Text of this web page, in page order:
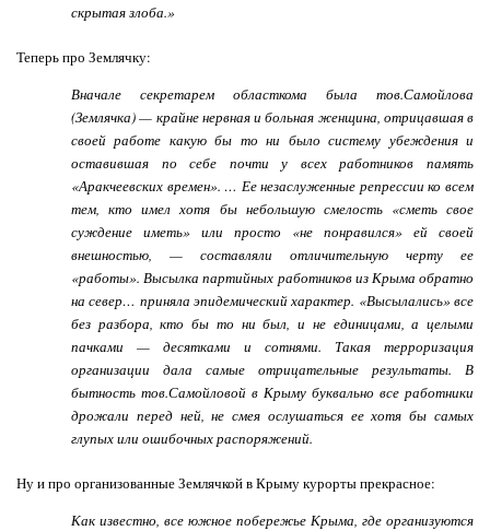
скрытая злоба.»
Теперь про Землячку:
Вначале секретарем областкома была тов.Самойлова
(Землячка) — край­не нервная и больная женщина, отрицавшая в
своей работе какую бы то ни было систему убеждения и
оставившая по себе почти у всех работников па­мять
«Аракчеевских времен». … Ее незаслуженные ре­прессии ко всем
тем, кто имел хотя бы небольшую смелость «сметь свое
суждение иметь» или просто «не понравился» ей своей
внешностью, — со­ставляли отличительную черту ее
«работы». Высылка партийных работни­ков из Крыма обратно
на север… приняла эпидемический характер. «Высылались» все
без разбора, кто бы то ни был, и не единицами, а целыми
пачками — десятками и сотня­ми. Такая терроризация
организации дала самые отрицательные результа­ты. В
бытность тов.Самойловой в Крыму буквально все работники
дрожали перед ней, не смея ослушаться ее хотя бы самых
глупых или ошибочных распоряжений.
Ну и про организованные Землячкой в Крыму курорты прекрасное:
Как известно, все южное побережье Крыма, где организуются